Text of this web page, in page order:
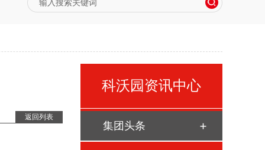
返回列表
科沃园资讯中心
集团头条